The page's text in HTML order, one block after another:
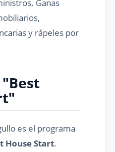
Ganas
y rápeles por
"Best
es el programa
House Start.